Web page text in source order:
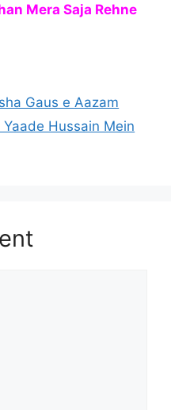
Mera Saja Rehne
Gaus e Aazam
Hussain Mein